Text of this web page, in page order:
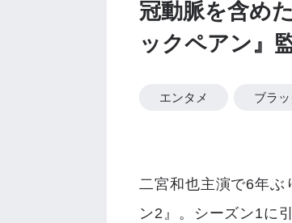
冠動脈を含め
ックペアン』
エンタメ ブラ
二宮和也主演で6年ぶ
ン2』。シーズン1に